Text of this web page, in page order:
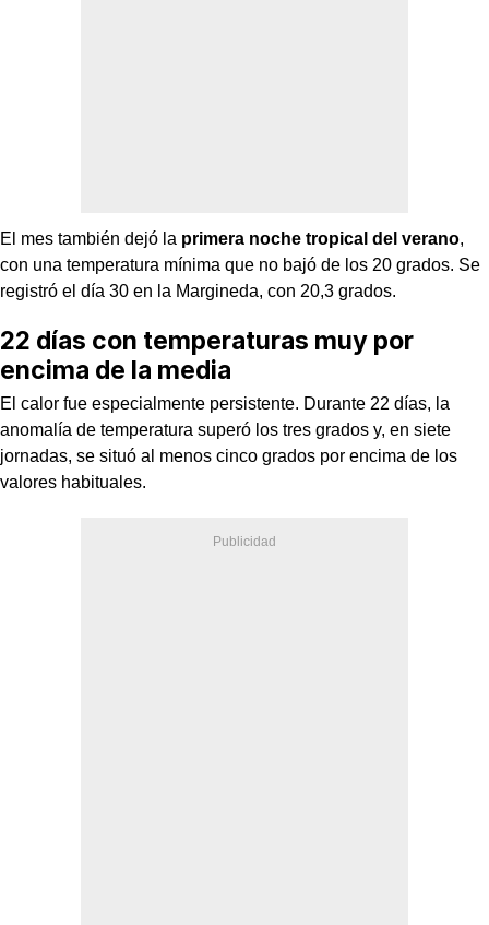
El mes también dejó la primera noche tropical del verano,
con una temperatura mínima que no bajó de los 20 grados. Se
registró el día 30 en la Margineda, con 20,3 grados.
22 días con temperaturas muy por
encima de la media
El calor fue especialmente persistente. Durante 22 días, la
anomalía de temperatura superó los tres grados y, en siete
jornadas, se situó al menos cinco grados por encima de los
valores habituales.